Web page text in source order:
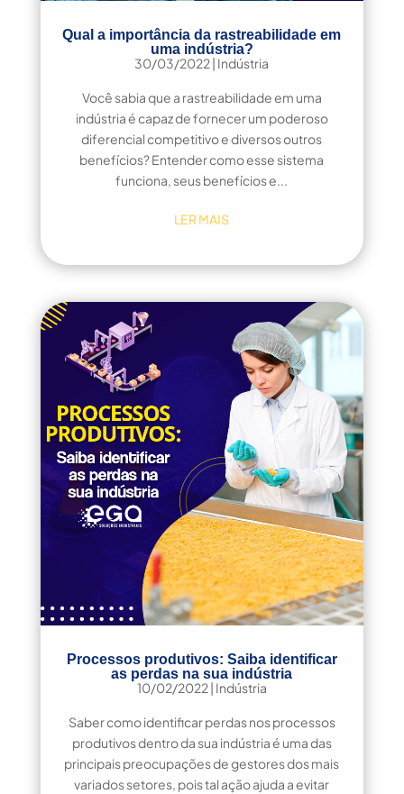
Qual a importância da rastreabilidade em
uma indústria?
30/03/2022| Indústria
Você sabia que a rastreabilidade em uma
indústria é capaz de fornecer um poderoso
diferencial competitivo e diversos outros
benefícios? Entender como esse sistema
funciona, seus benefícios e...
LER MAIS
Processos produtivos: Saiba identificar
as perdas na sua indústria
10/02/2022| Indústria
Saber como identificar perdas nos processos
produtivos dentro da sua indústria é uma das
principais preocupações de gestores dos mais
variados setores, pois tal ação ajuda a evitar